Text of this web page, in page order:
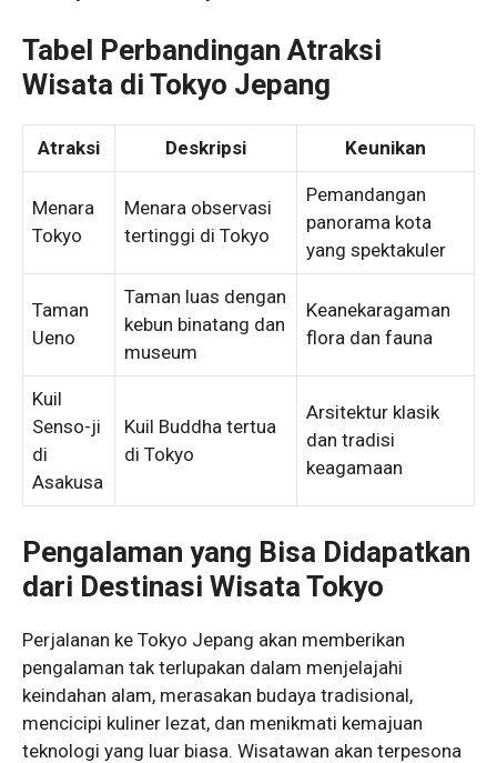
Tabel Perbandingan Atraksi
Wisata di Tokyo Jepang
Atraksi Deskripsi Keunikan
Menara
Tokyo
Menara observasi
tertinggi di Tokyo
Pemandangan
panorama kota
yang spektakuler
Taman
Ueno
Taman luas dengan
kebun binatang dan
museum
Keanekaragaman
flora dan fauna
Kuil
Senso-ji
di
Asakusa
Kuil Buddha tertua
di Tokyo
Arsitektur klasik
dan tradisi
keagamaan
Pengalaman yang Bisa Didapatkan
dari Destinasi Wisata Tokyo
Perjalanan ke Tokyo Jepang akan memberikan
pengalaman tak terlupakan dalam menjelajahi
keindahan alam, merasakan budaya tradisional,
mencicipi kuliner lezat, dan menikmati kemajuan
teknologi yang luar biasa. Wisatawan akan terpesona